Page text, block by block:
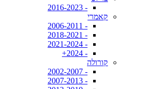
- 2016-2023
קאמרי
- 2006-2011
- 2018-2021
- 2021-2024
- 2024+
קורולה
- 2002-2007
- 2007-2013